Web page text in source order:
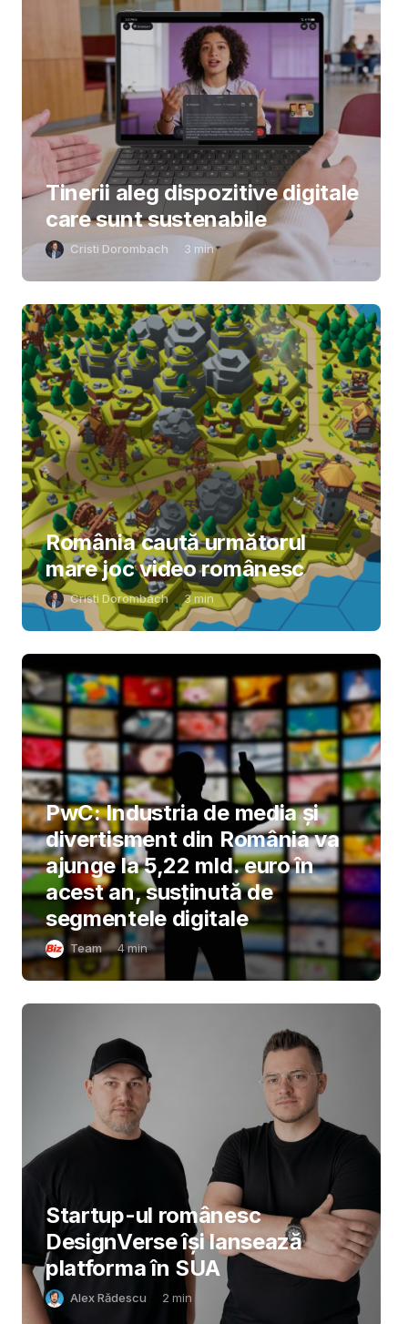
Tinerii aleg dispozitive digitale
care sunt sustenabile
Cristi Dorombach 3 min
România caută următorul
mare joc video românesc
Cristi Dorombach 3min
PwC: Industria de media și
divertisment din România va
ajunge la 5,22 mld. euro în
acest an, susținută de
segmentele digitale
Team 4min
Startup-ul românesc
DesignVerse își lansează
platforma în SUA
Alex Rădescu 2 min